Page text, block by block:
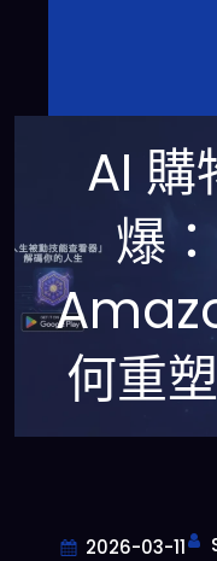
AI 購
爆
何重
2026-03-11